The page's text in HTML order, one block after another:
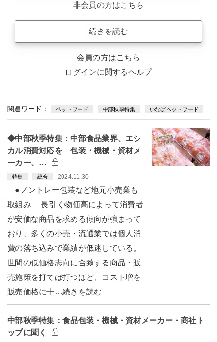
非会員の方はこちら
続きを読む
会員の方はこちら
ログインに関するヘルプ
関連ワード： ペットフード 中部秋季特集 いなばペットフード
◆中部秋季特集：中部食品業界、エシ
カル消費対応を 包装・機械・資材メ
ーカー、…
特集 総合 2024.11.30
●ノントレー包装など地元小売業も
取組み 長引く物価高によって消費者
が安価な商品を求める傾向が強まって
おり、多くの小売・流通業では個人消
費の落ち込みで業績が低迷している。
世間の低価格志向に合致する商品・販
売施策を打てば打つほど、コスト増を
販売価格に十…続きを読む
中部秋季特集：食品包装・機械・資材メーカー・商社ト
ップに聞く